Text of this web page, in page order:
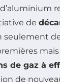
de
seulement
de gaz à
de